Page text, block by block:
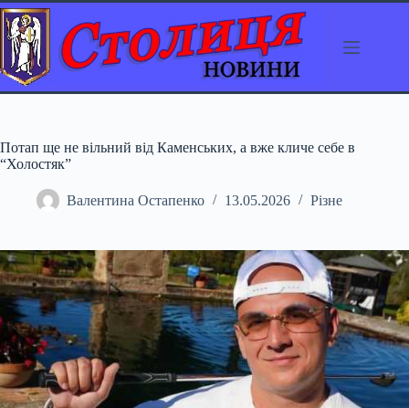
Перейти
до
вмісту
Потап ще не вільний від Каменських, а вже кличе себе в
“Холостяк”
Валентина Остапенко 13.05.2026 Різне